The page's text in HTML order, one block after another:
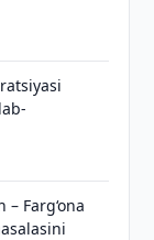
Farg‘ona